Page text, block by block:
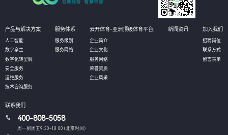
产品与解决方案
人工智能
数字孪生
数字化转型解
安全服务
运维服务
技术咨询服务
服务体系
服务级别
服务网络
云开体育-亚洲顶级体育平台,
企业简介
企业文化
服务网络
荣誉资质
企业风采
新闻资讯 加入我们
招聘岗位
联系方式
留言表单
联系我们
400-808-5058
周一到周五9:30-18:00 (北京时间）